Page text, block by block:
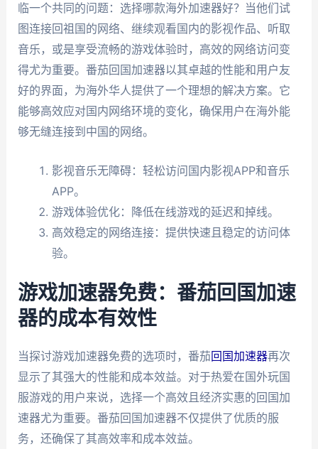
临一个共同的问题：选择哪款海外加速器好？当他们试
图连接回祖国的网络、继续观看国内的影视作品、听取
音乐，或是享受流畅的游戏体验时，高效的网络访问变
得尤为重要。番茄回国加速器以其卓越的性能和用户友
好的界面，为海外华人提供了一个理想的解决方案。它
能够高效应对国内网络环境的变化，确保用户在海外能
够无缝连接到中国的网络。
影视音乐无障碍：轻松访问国内影视APP和音乐
APP。
游戏体验优化：降低在线游戏的延迟和掉线。
高效稳定的网络连接：提供快速且稳定的访问体
验。
游戏加速器免费：番茄回国加速
器的成本有效性
当探讨游戏加速器免费的选项时，番茄回国加速器再次
显示了其强大的性能和成本效益。对于热爱在国外玩国
服游戏的用户来说，选择一个高效且经济实惠的回国加
速器尤为重要。番茄回国加速器不仅提供了优质的服
务，还确保了其高效率和成本效益。